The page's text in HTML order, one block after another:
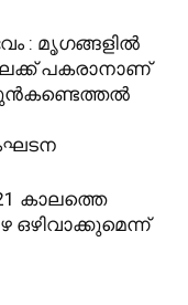
: മൃഗങ്ങളിൽ
പകരാനാണ്
കാലത്തെ
ഒഴിവാക്കുമെന്ന്